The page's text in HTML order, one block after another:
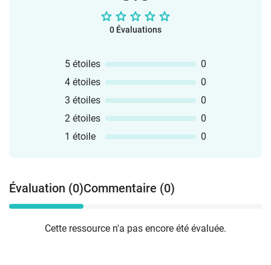
0 Évaluations
5 étoiles
0
4 étoiles
0
3 étoiles
0
2 étoiles
0
1 étoile
0
Évaluation (0)Commentaire (0)
Cette ressource n'a pas encore été évaluée.